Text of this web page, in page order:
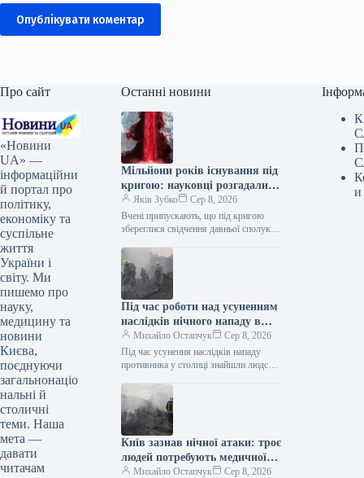
Опублікувати коментар
Про сайт
«Новини
UA» —
інформаційни
й портал про
політику,
економіку та
суспільне
життя
України і
світу. Ми
пишемо про
науку,
медицину та
новини
Києва,
поєднуючи
загальнонаціо
нальні й
столичні
теми. Наша
мета —
давати
читачам
Останні новини
Мільйони років існування під
кригою: науковці розгадали
загадку Кривавих водоспадів
Яків Зубко
Сер 8, 2026
Вчені припускають, що під кригою
збереглися свідчення давньої сполуки
басейном. Кривавий водоспад в
Антарктиді / ©…
Під час роботи над усуненням
наслідків нічного нападу в
Києві знайдено людське тіло.
Михайло Остапчук
Сер 8, 2026
Під час усунення наслідків нападу
противника у столиці знайшли людське
у Телеграмі написала Київська…
Київ зазнав нічної атаки: троє
людей потребують медичної
допомоги
Михайло Остапчук Сер 8, 2026
и